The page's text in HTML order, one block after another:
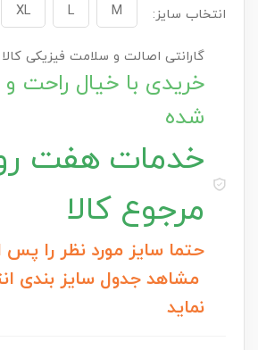
انتخاب سایز: M
L
XL
گارانتی اصالت و سلامت فیزیکی کالا
خریدی با خیال راحت
شده
خدمات هفت
مرجوع کالا
حتما سایز مورد نظر را پس
مشاهد جدول سایز بندی
نماید